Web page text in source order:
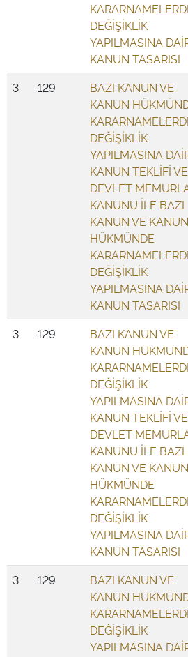
DEĞİŞİKLİK
YAPILMASINA
KANUN TASARISI
3 129
BAZI KANUN VE
KANUN
DEĞİŞİKLİK
YAPILMASINA
KANUN TEKLİFİ VE
DEVLET
KANUNU İLE BAZI
KANUN VE KANUN
HÜKMÜNDE
DEĞİŞİKLİK
YAPILMASINA
KANUN TASARISI
3 129
BAZI KANUN VE
KANUN
DEĞİŞİKLİK
YAPILMASINA
KANUN TEKLİFİ VE
DEVLET
KANUNU İLE BAZI
KANUN VE KANUN
HÜKMÜNDE
DEĞİŞİKLİK
YAPILMASINA
KANUN TASARISI
3 129
BAZI KANUN VE
KANUN
DEĞİŞİKLİK
YAPILMASINA